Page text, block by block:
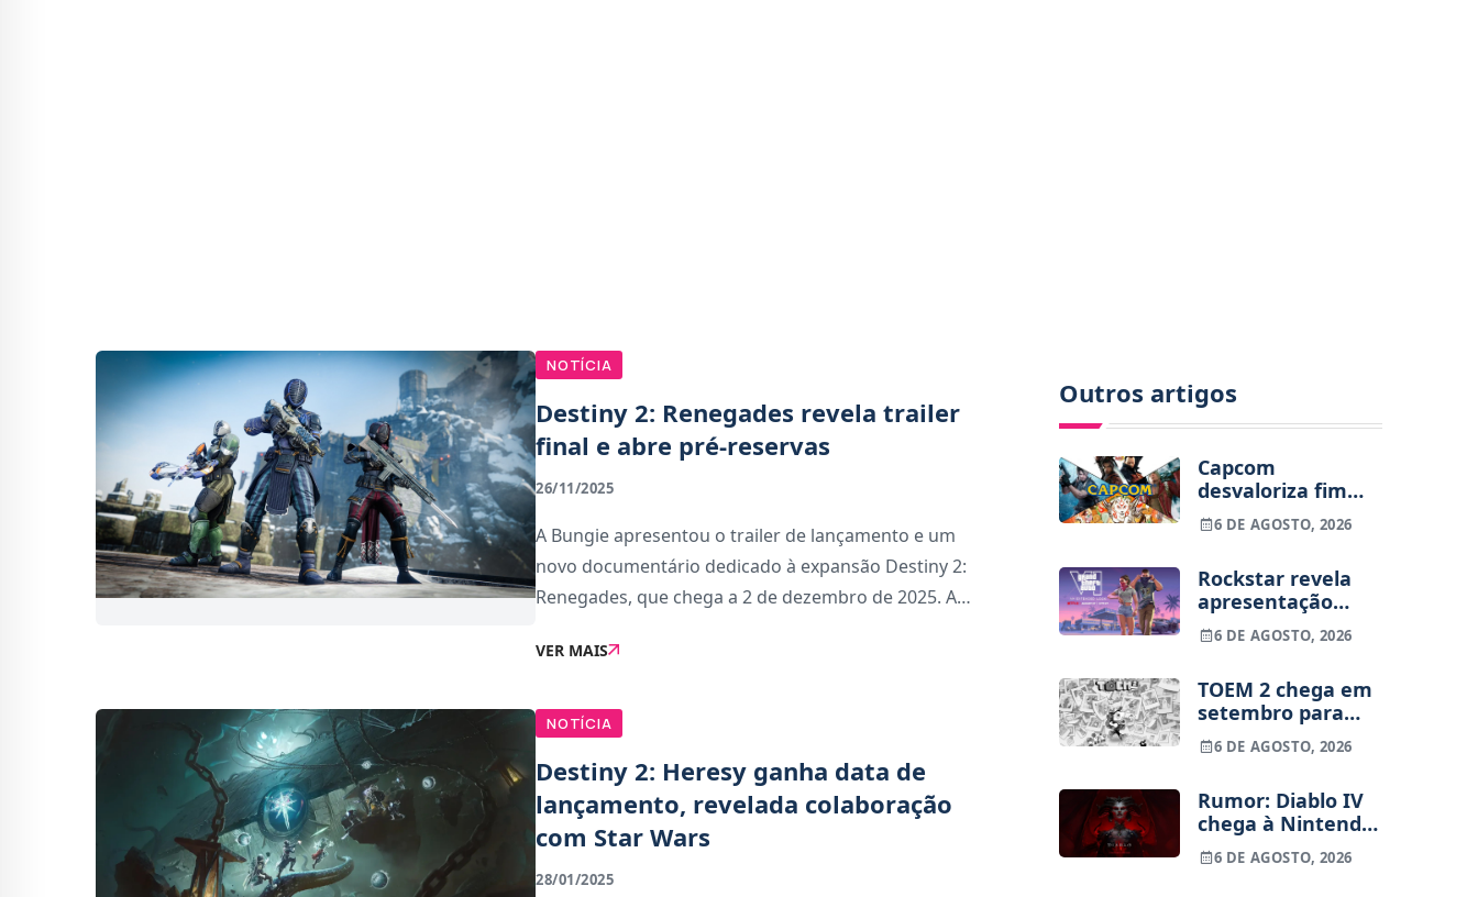
NOTÍCIA
Destiny 2: Renegades revela trailer
final e abre pré-reservas
26/11/2025
A Bungie apresentou o trailer de lançamento e um
novo documentário dedicado à expansão Destiny 2:
Renegades, que chega a 2 de dezembro de 2025. A
possível fazer a pré-reserva da expansão, disp
VER MAIS
NOTÍCIA
Destiny 2: Heresy ganha data de
lançamento, revelada colaboração
com Star Wars
28/01/2025
Outros artigos
Capcom
desvaloriza fim
dos jogos físicos
na PlayStation
6 DE AGOSTO, 2026
Rockstar revela
apresentação
alargada de GTA
VI para 27 de
6 DE AGOSTO, 2026
TOEM 2 chega em
setembro para
PS5, Switch e PC
6 DE AGOSTO, 2026
Rumor: Diablo IV
chega à Nintendo
Switch 2 em
setembro e vai
6 DE AGOSTO, 2026